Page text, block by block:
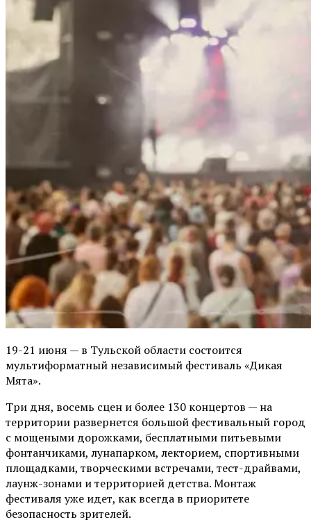
19-21 июня — в Тульской области состоится
мультиформатный независимый фестиваль «Дикая
Мята».
Три дня, восемь сцен и более 130 концертов — на
территории развернется большой фестивальный город
с мощеными дорожками, бесплатными питьевыми
фонтанчиками, лунапарком, лекторием, спортивными
площадками, творческими встречами, тест-драйвами,
лаунж-зонами и территорией детства. Монтаж
фестиваля уже идет, как всегда в приоритете
безопасность зрителей.